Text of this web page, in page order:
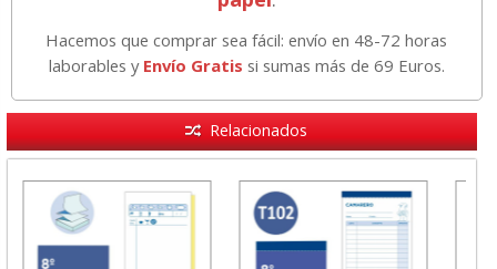
Hacemos que comprar sea fácil: envío en 48-72 horas
laborables y Envío Gratis si sumas más de 69 Euros.
Relacionados